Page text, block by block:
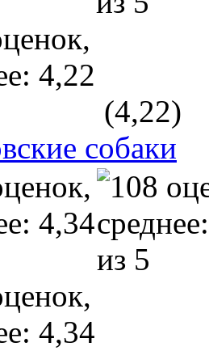
(4,22)
собаки